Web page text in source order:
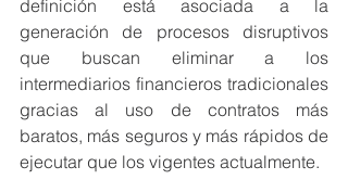
definición está asociada a la
generación de procesos disruptivos
que buscan eliminar a los
intermediarios financieros tradicionales
gracias al uso de contratos más
baratos, más seguros y más rápidos de
ejecutar que los vigentes actualmente.